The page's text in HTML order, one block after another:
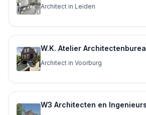
Architect in Leiden
W.K. Atelier
Architect in Voorburg
W3 Architecten en Ingenieurs